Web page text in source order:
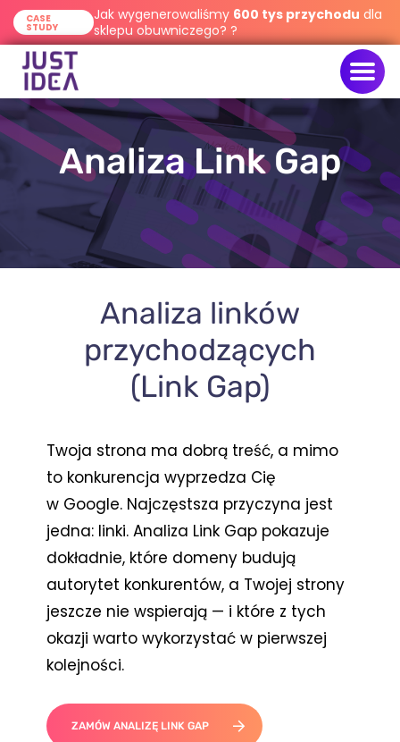
CASE
STUDY
Jak wygenerowaliśmy 600 tys przychodu dla
sklepu obuwniczego? ?
Analiza Link Gap
Analiza linków
przychodzących
(Link Gap)
Twoja strona ma dobrą treść, a mimo
to konkurencja wyprzedza Cię
w Google. Najczęstsza przyczyna jest
jedna: linki. Analiza Link Gap pokazuje
dokładnie, które domeny budują
autorytet konkurentów, a Twojej strony
jeszcze nie wspierają — i które z tych
okazji warto wykorzystać w pierwszej
kolejności.
ZAMÓW ANALIZĘ LINK GAP